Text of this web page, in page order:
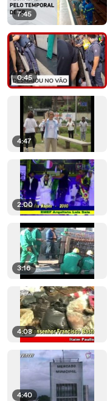
7:45
0:45
4:47
2:00
3:16
4:08
4:40